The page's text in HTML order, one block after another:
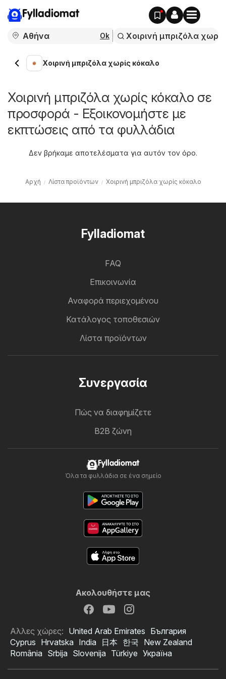
Fylladiomat
Ok
Χοιρινή μπριζόλα χωρίς κόκαλο
Χοιρινή μπριζόλα χωρίς κόκαλο σε
προσφορά - Εξοικονομήστε με
εκπτώσεις από τα φυλλάδια
Δεν βρήκαμε αποτελέσματα για αυτόν τον όρο.
Αρχή Λίστα προϊόντων Χοιρινή μπριζόλα χωρίς κόκαλο
Fylladiomat
FAQ
Επικοινωνία
Αναφορά περιεχομένου
Κατάλογος τοποθεσιών
Λίστα προϊόντων
Συνεργασία
Πώς να διαφημίζετε
B2B ζώνη
Fylladiomat
Όλα τα φυλλάδια σε ένα σημείο
Ακολουθήστε μας
Αλλες χώρες: United Arab Emirates България
Cyprus Hrvatska India 日本 한국 New Zealand
România Srbija Slovenija Türkiye Україна